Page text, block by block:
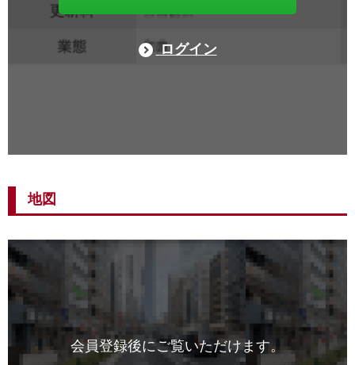
ログイン
地図
会員登録後にご覧いただけます。